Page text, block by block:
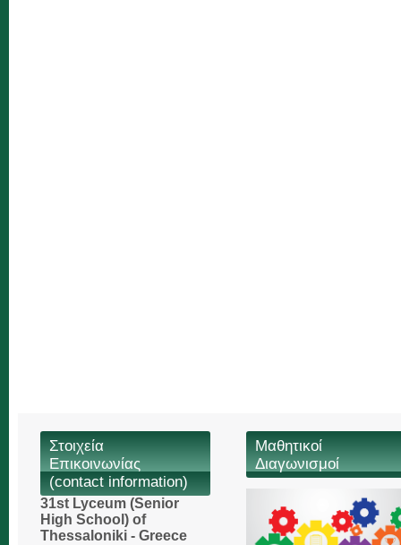
Στοιχεία
Επικοινωνίας
(contact information)
31st Lyceum (Senior
High School) of
Thessaloniki - Greece
Μαθητικοί
Διαγωνισμοί